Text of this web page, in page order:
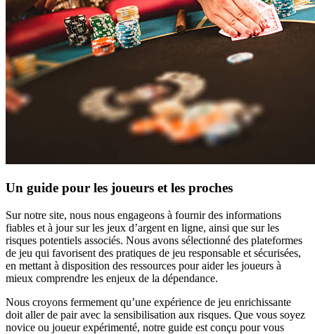
Un guide pour les joueurs et les proches
Sur notre site, nous nous engageons à fournir des informations
fiables et à jour sur les jeux d’argent en ligne, ainsi que sur les
risques potentiels associés. Nous avons sélectionné des plateformes
de jeu qui favorisent des pratiques de jeu responsable et sécurisées,
en mettant à disposition des ressources pour aider les joueurs à
mieux comprendre les enjeux de la dépendance.
Nous croyons fermement qu’une expérience de jeu enrichissante
doit aller de pair avec la sensibilisation aux risques. Que vous soyez
novice ou joueur expérimenté, notre guide est conçu pour vous